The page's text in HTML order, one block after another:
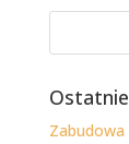
Zabudowa